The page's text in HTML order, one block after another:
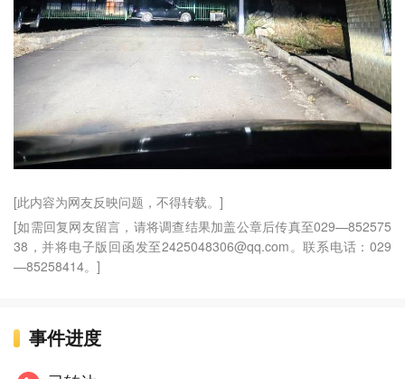
[此内容为网友反映问题，不得转载。]
[如需回复网友留言，请将调查结果加盖公章后传真至029—852575
38，并将电子版回函发至2425048306@qq.com。联系电话：029
—85258414。]
事件进度